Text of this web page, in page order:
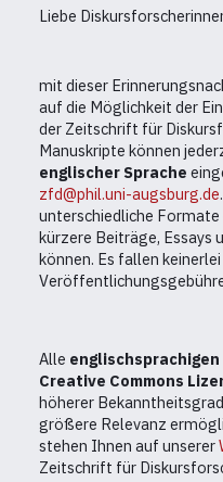
Liebe
mit dieser
auf die Möglichkeit der
der Zeitschrift für
Manuskripte können
englischer Sprache
zfd@phil.uni-augsburg.de
unterschiedliche Formate
kürzere Beiträge, Essays
können. Es fallen
Alle
Creative Commons
höherer
größere Relevanz
stehen Ihnen auf unserer
Zeitschrift für